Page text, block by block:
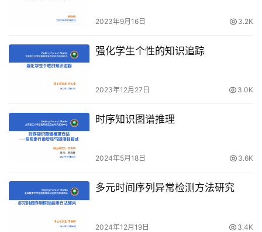
2023年9月16日 3.2K
强化学生个性的知识追踪
2023年12月27日 3.0K
时序知识图谱推理
2024年5月18日 3.6K
多元时间序列异常检测方法研究
2024年12月19日 3.4K